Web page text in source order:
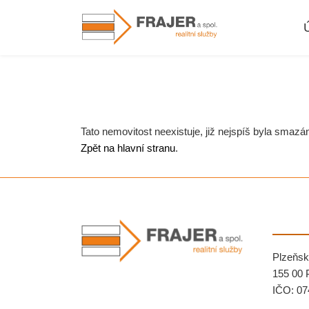
Tato nemovitost neexistuje, již nejspíš byla
Zpět na hlavní stranu.
155 00
IČO: